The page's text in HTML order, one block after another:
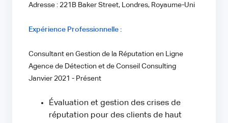
Adresse : 221B Baker Street, Londres, Royaume-Uni
Expérience Professionnelle :
Consultant en Gestion de la Réputation en Ligne
Agence de Détection et de Conseil Consulting
Janvier 2021 - Présent
Évaluation et gestion des crises de
réputation pour des clients de haut